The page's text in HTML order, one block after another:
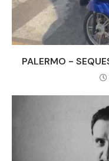
PALERMO -